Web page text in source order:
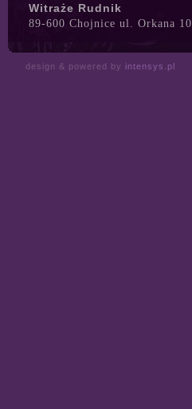
Witraże Rudnik
89-600 Chojnice ul. Orkana 10
design & powered by intensys.pl